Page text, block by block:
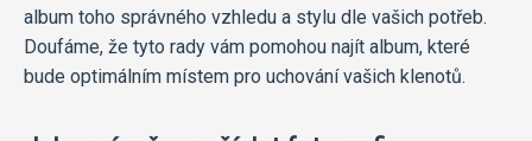
album toho správného vzhledu a stylu dle vašich potřeb.
Doufáme, že tyto rady vám pomohou najít album, které
bude optimálním místem pro uchování vašich klenotů.